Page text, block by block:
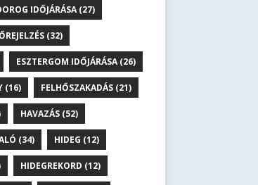
IDŐJÁRÁSA(27)
(32)
ESZTERGOM IDŐJÁRÁSA(26)
(16) FELHŐSZAKADÁS(21)
HAVAZÁS(52)
(34) HIDEG (12)
HIDEGREKORD (12)